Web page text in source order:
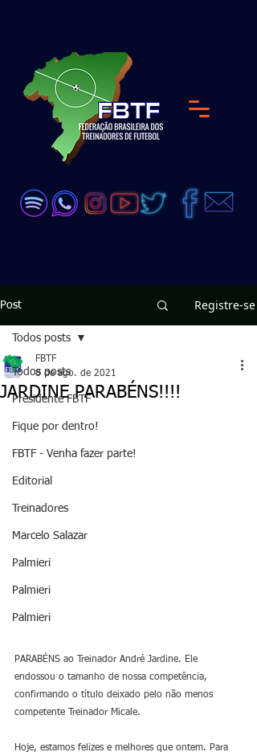
Post Registre-se
Todos posts
Presidente FBTF
Fique por dentro!
FBTF - Venha fazer parte!
Editorial
Treinadores
Marcelo Salazar
Palmieri
Palmieri
Palmieri
Todos posts
JARDINE PARABÉNS!!!!
FBTF
8 de ago. de 2021
PARABÉNS ao Treinador André Jardine. Ele
endossou o tamanho de nossa competência,
confirmando o título deixado pelo não menos
competente Treinador Micale.
Hoje, estamos felizes e melhores que ontem. Para